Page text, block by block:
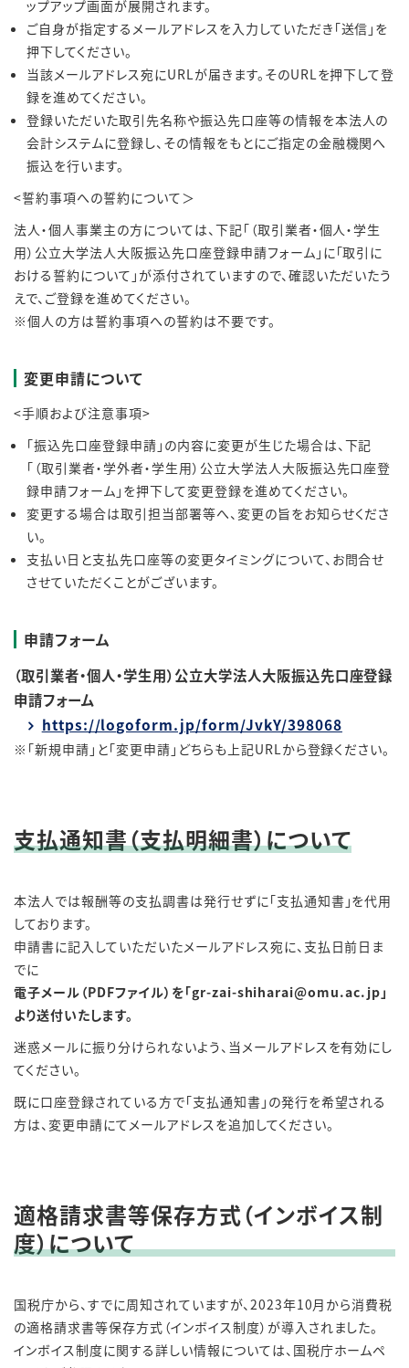
ップアップ画面が展開されます。
ご自身が指定するメールアドレスを入力していただき「送信」を
押下してください。
当該メールアドレス宛にURLが届きます。そのURLを押下して登
録を進めてください。
登録いただいた取引先名称や振込先口座等の情報を本法人の
会計システムに登録し、その情報をもとにご指定の金融機関へ
振込を行います。
<誓約事項への誓約について＞
法人・個人事業主の方については、下記「（取引業者・個人・学生
用）公立大学法人大阪振込先口座登録申請フォーム」に「取引に
おける誓約について」が添付されていますので、確認いただいたう
えで、ご登録を進めてください。
※個人の方は誓約事項への誓約は不要です。
変更申請について
<手順および注意事項>
「振込先口座登録申請」の内容に変更が生じた場合は、下記
「（取引業者・学外者・学生用）公立大学法人大阪振込先口座登
録申請フォーム」を押下して変更登録を進めてください。
変更する場合は取引担当部署等へ、変更の旨をお知らせくださ
い。
支払い日と支払先口座等の変更タイミングについて、お問合せ
させていただくことがございます。
申請フォーム
（取引業者・個人・学生用）公立大学法人大阪振込先口座登録
申請フォーム
https://logoform.jp/form/JvkY/398068
※「新規申請」と「変更申請」どちらも上記URLから登録ください。
支払通知書（支払明細書）について
本法人では報酬等の支払調書は発行せずに「支払通知書」を代用
しております。
申請書に記入していただいたメールアドレス宛に、支払日前日ま
でに
電子メール（PDFファイル）を「gr-zai-shiharai@omu.ac.jp」
より送付いたします。
迷惑メールに振り分けられないよう、当メールアドレスを有効にし
てください。
既に口座登録されている方で「支払通知書」の発行を希望される
方は、変更申請にてメールアドレスを追加してください。
適格請求書等保存方式（インボイス制
度）について
国税庁から、すでに周知されていますが、2023年10月から消費税
の適格請求書等保存方式（インボイス制度）が導入されました。
インボイス制度に関する詳しい情報については、国税庁ホームペ